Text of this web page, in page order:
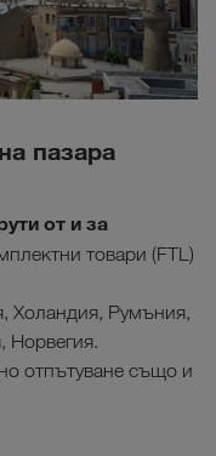
пазара
от и за
товари (FTL)
Холандия, Румъния,
Норвегия.
отпътуване също и